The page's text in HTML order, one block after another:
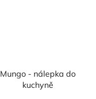
Mungo - nálepka do
kuchyně